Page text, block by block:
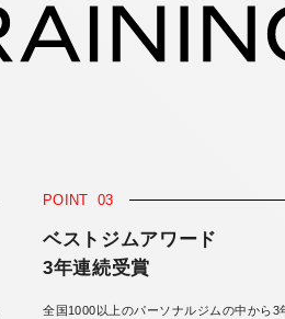
POINT 03
ベストジムアワード
3年連続受賞
全国1000以上のパーソナルジムの中から3